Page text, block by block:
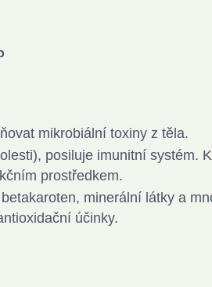
mikrobiální toxiny z těla.
posiluje imunitní systém.
prostředkem.
minerální látky a
účinky.